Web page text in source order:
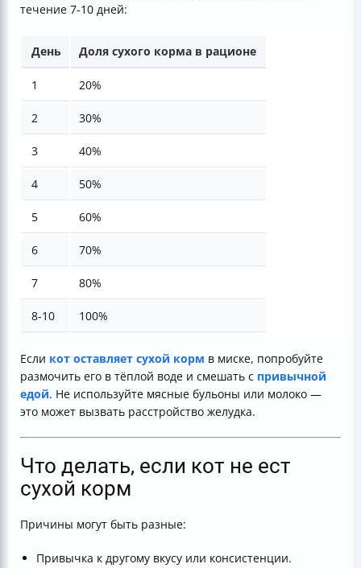
течение 7-10 дней:
День Доля сухого корма в рационе
1 20%
2 30%
3 40%
4 50%
5 60%
6 70%
7 80%
8-10 100%
Если кот оставляет сухой корм в миске, попробуйте
размочить его в тёплой воде и смешать с привычной
едой. Не используйте мясные бульоны или молоко —
это может вызвать расстройство желудка.
Что делать, если кот не ест
сухой корм
Причины могут быть разные:
Привычка к другому вкусу или консистенции.